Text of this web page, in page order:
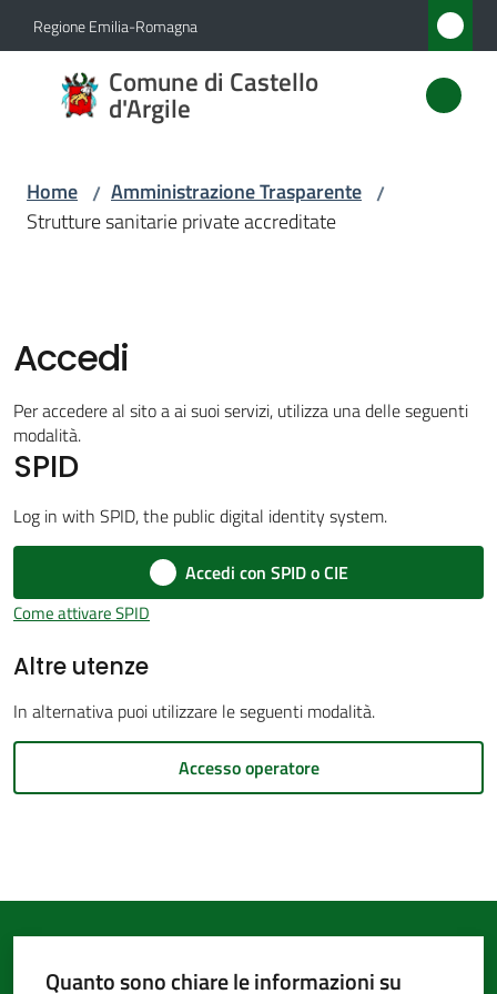
Vai al contenuto
Vai alla navigazione
Vai al footer
Regione Emilia-Romagna
Comune di Castello
d'Argile
Comune
di
Novità
Servizi
Vivere
d'Argile
Amministrazione
Trasparente
Menu selezionato
gli
Home / Amministrazione Trasparente /
Strutture sanitarie private accreditate
Accedi
Per accedere al sito a ai suoi servizi, utilizza una delle seguenti
modalità.
SPID
Log in with SPID, the public digital identity system.
Accedi con SPID o CIE
Come attivare SPID
Altre utenze
In alternativa puoi utilizzare le seguenti modalità.
Accesso operatore
Quanto sono chiare le informazioni su